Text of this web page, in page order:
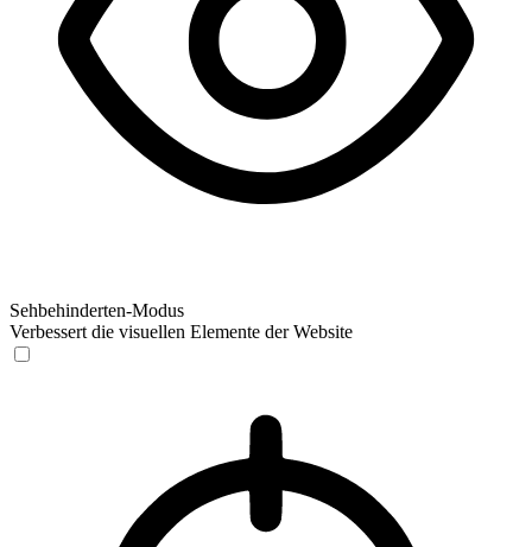
Sehbehinderten-Modus
Verbessert die visuellen Elemente der Website